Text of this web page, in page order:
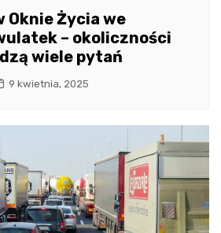
Oknie Życia we
– okoliczności
wiele pytań
9 kwietnia, 2025